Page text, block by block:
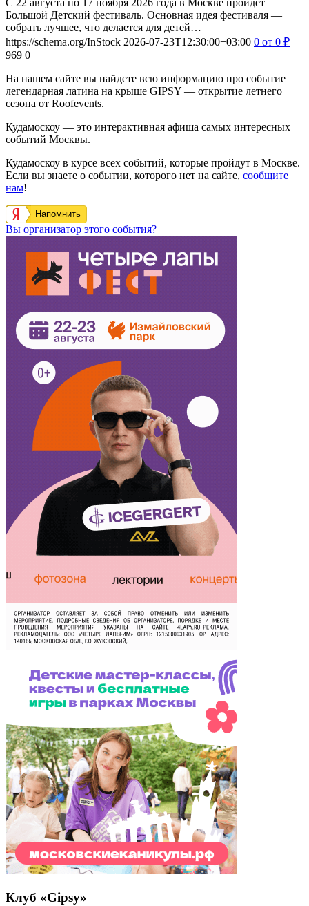
С 22 августа по 17 ноября 2026 года в Москве пройдет
Большой Детский фестиваль. Основная идея фестиваля —
собрать лучшее, что делается для детей…
https://schema.org/InStock 2026-07-23T12:30:00+03:00 0 от 0 ₽
969 0
На нашем сайте вы найдете всю информацию про событие
легендарная латина на крыше GIPSY — открытие летнего
сезона от Roofevents.
Кудамоскоу — это интерактивная афиша самых интересных
событий Москвы.
Кудамоскоу в курсе всех событий, которые пройдут в Москве.
Если вы знаете о событии, которого нет на сайте, сообщите
нам!
Напомнить
Вы организатор этого события?
Клуб «Gipsy»